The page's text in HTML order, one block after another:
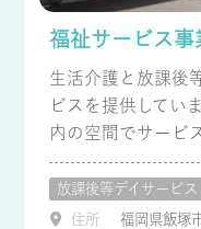
福祉サービス事
生活介護と放課後
ビスを提供してい
内の空間でサービ
放課後等デイサービス
住所
福岡県飯塚